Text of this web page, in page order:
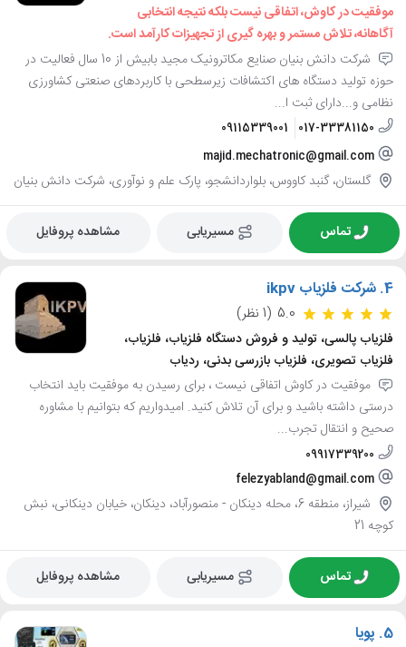
موفقیت در کاوش، اتفاقی نیست بلکه نتیجه انتخابی
آگاهانه، تلاش مستمر و بهره گیری از تجهیزات کارآمد است.
شرکت دانش بنیان صنایع مکاترونیک مجید بابیش از 10 سال فعالیت در
حوزه تولید دستگاه های اکتشافات زیرسطحی با کاربردهای صنعتی کشاورزی
نظامی و...دارای ثبت ا...
017-33381150
09115339001
majid.mechatronic@gmail.com
گلستان، گنبد کاووس، بلواردانشجو، پارک علم و نوآوری، شرکت دانش بنیان
تماس مسیریابی مشاهده پروفایل
4. شرکت فلزیاب ikpv
5.0 (1 نظر)
فلزیاب پالسی، تولید و فروش دستگاه فلزیاب، فلزیاب،
فلزیاب تصویری، فلزیاب بازرسی بدنی، ردیاب
موفقیت در کاوش اتفاقی نیست ، برای رسیدن به موفقیت باید انتخاب
درستی داشته باشید و برای آن تلاش کنید. امیدواریم که بتوانیم با مشاوره
صحیح و انتقال تجرب...
09917339200
felezyabland@gmail.com
شیراز، منطقه 6، محله دینکان - منصورآباد، دینکان، خیابان دینکانی، نبش
کوچه 21
تماس مسیریابی مشاهده پروفایل
5. پویا